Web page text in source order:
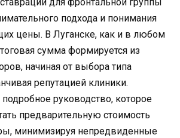
для фронтальной группы
подхода и понимания
цены. В Луганске, как и в любом
сумма формируется из
начиная от выбора типа
репутацией клиники.
руководство, которое
предварительную стоимость
минимизируя непредвиденные